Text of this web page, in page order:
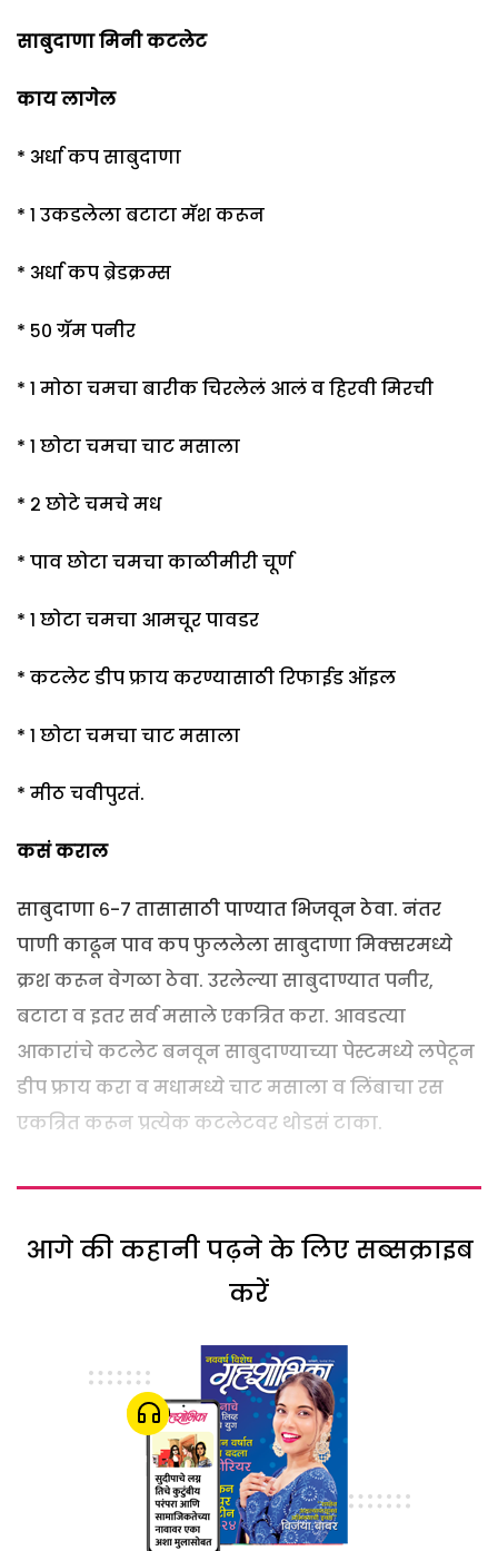
साबुदाणा मिनी कटलेट
काय लागेल
* अर्धा कप साबुदाणा
* १ उकडलेला बटाटा मॅश करून
* अर्धा कप ब्रेडक्रम्स
* ५० ग्रॅम पनीर
* १ मोठा चमचा बारीक चिरलेलं आलं व हिरवी मिरची
* १ छोटा चमचा चाट मसाला
* २ छोटे चमचे मध
* पाव छोटा चमचा काळीमीरी चूर्ण
* १ छोटा चमचा आमचूर पावडर
* कटलेट डीप फ्राय करण्यासाठी रिफाईड ऑइल
* १ छोटा चमचा चाट मसाला
* मीठ चवीपुरतं.
कसं कराल
साबुदाणा ६-७ तासासाठी पाण्यात भिजवून ठेवा. नंतर
पाणी काढून पाव कप फुललेला साबुदाणा मिक्सरमध्ये
क्रश करून वेगळा ठेवा. उरलेल्या साबुदाण्यात पनीर,
बटाटा व इतर सर्व मसाले एकत्रित करा. आवडत्या
आकारांचे कटलेट बनवून साबुदाण्याच्या पेस्टमध्ये लपेटून
डीप फ्राय करा व मधामध्ये चाट मसाला व लिंबाचा रस
एकत्रित करून प्रत्येक कटलेटवर थोडसं टाका.
आगे की कहानी पढ़ने के लिए सब्सक्राइब
करें